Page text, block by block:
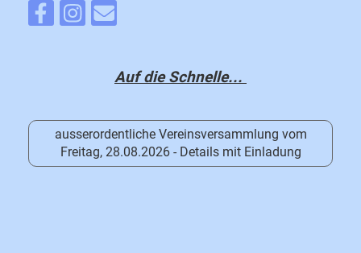
Auf die Schnelle...
ausserordentliche Vereinsversammlung vom
Freitag, 28.08.2026 - Details mit Einladung